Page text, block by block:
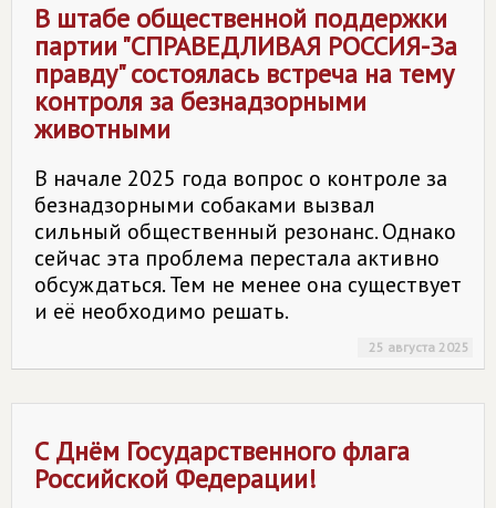
В штабе общественной поддержки
партии "СПРАВЕДЛИВАЯ РОССИЯ-За
правду" состоялась встреча на тему
контроля за безнадзорными
животными
В начале 2025 года вопрос о контроле за
безнадзорными собаками вызвал
сильный общественный резонанс. Однако
сейчас эта проблема перестала активно
обсуждаться. Тем не менее она существует
и её необходимо решать.
25 августа 2025
С Днём Государственного флага
Российской Федерации!